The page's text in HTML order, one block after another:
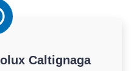
Caltignaga